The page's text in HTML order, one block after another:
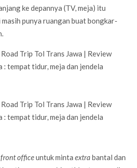
ke depannya (TV, meja) itu
masih punya ruangan buat bongkar-
front officeuntuk minta extra bantal dan